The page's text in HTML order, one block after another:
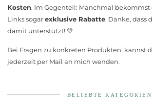
Kosten. Im Gegenteil: Manchmal bekommst
Links sogarexklusive Rabatte. Danke, dass
damit unterstützt! 💛
Bei Fragen zu konkreten Produkten, kannst
jederzeit per Mail an mich wenden.
BELIEBTE KATEGORIEN